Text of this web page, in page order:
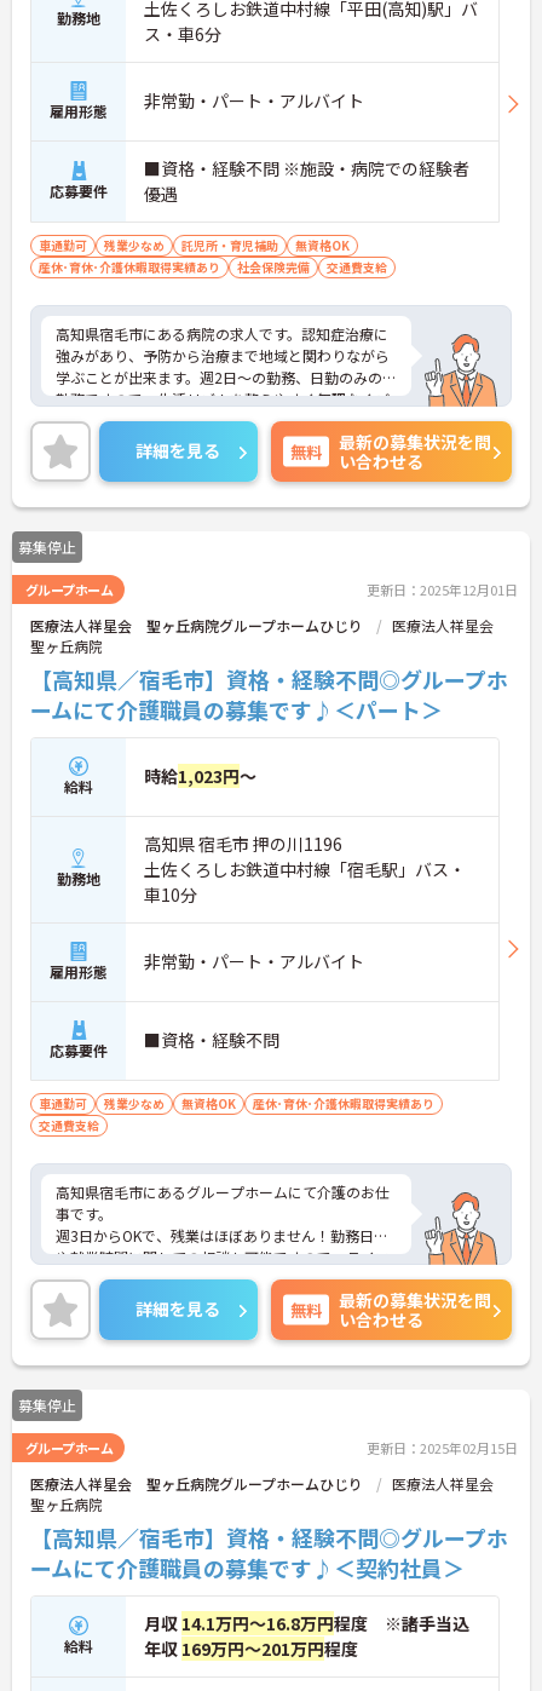
勤務地
土佐くろしお鉄道中村線「平田(高知)駅」バ
ス・車6分
雇用形態 非常勤・パート・アルバイト
応募要件
■資格・経験不問 ※施設・病院での経験者
優遇
車通勤可 残業少なめ 託児所・育児補助
無資格OK
産休･育休･介護休暇取得実績あり
社会保険完備 交通費支給
高知県宿毛市にある病院の求人です。認知症治療に
強みがあり、予防から治療まで地域と関わりながら
学ぶことが出来ます。週2日～の勤務、日勤のみのご
勤務ですので、生活リズムを整えやすく無理なくご
勤務いただけます♪介護系の資格が無い方もチャレ
ンジいただけます。ご興味がある方は是非担当アド
バイザーまでお尋ねください！
詳細を見る 無料
最新の募集状況を問
い合わせる
募集停止
グループホーム 更新日：2025年12月01日
医療法人祥星会 聖ヶ丘病院グループホームひじり
医療法人祥星会
聖ヶ丘病院
【高知県／宿毛市】資格・経験不問◎グループホ
ームにて介護職員の募集です♪＜パート＞
給料 時給1,023円～
勤務地
高知県 宿毛市 押の川1196
土佐くろしお鉄道中村線「宿毛駅」バス・
車10分
雇用形態 非常勤・パート・アルバイト
応募要件 ■資格・経験不問
車通勤可 残業少なめ 無資格OK
産休･育休･介護休暇取得実績あり
交通費支給
高知県宿毛市にあるグループホームにて介護のお仕
事です。
週3日からOKで、残業はほぼありません！勤務日数
や就業時間に関しての相談も可能ですので、ライフ
スタイルに合わせた働き方が可能。ご家庭をお持ち
の方も続けやすい職場です。
ご興味がある方は是非一度マイナビまでお問い合わ
せください。さらに詳細などお伝えします！
詳細を見る 無料
最新の募集状況を問
い合わせる
募集停止
グループホーム 更新日：2025年02月15日
医療法人祥星会 聖ヶ丘病院グループホームひじり
医療法人祥星会
聖ヶ丘病院
【高知県／宿毛市】資格・経験不問◎グループホ
ームにて介護職員の募集です♪＜契約社員＞
給料
月収 14.1万円～16.8万円程度 ※諸手当込
年収 169万円～201万円程度